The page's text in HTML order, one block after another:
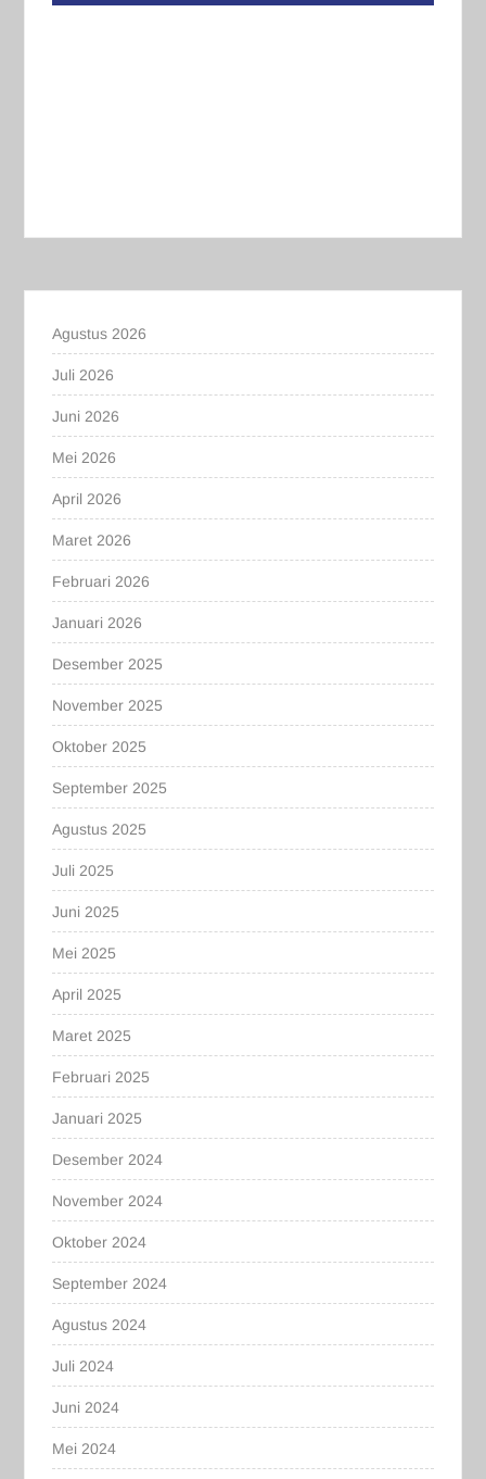
Agustus 2026
Juli 2026
Juni 2026
Mei 2026
April 2026
Maret 2026
Februari 2026
Januari 2026
Desember 2025
November 2025
Oktober 2025
September 2025
Agustus 2025
Juli 2025
Juni 2025
Mei 2025
April 2025
Maret 2025
Februari 2025
Januari 2025
Desember 2024
November 2024
Oktober 2024
September 2024
Agustus 2024
Juli 2024
Juni 2024
Mei 2024